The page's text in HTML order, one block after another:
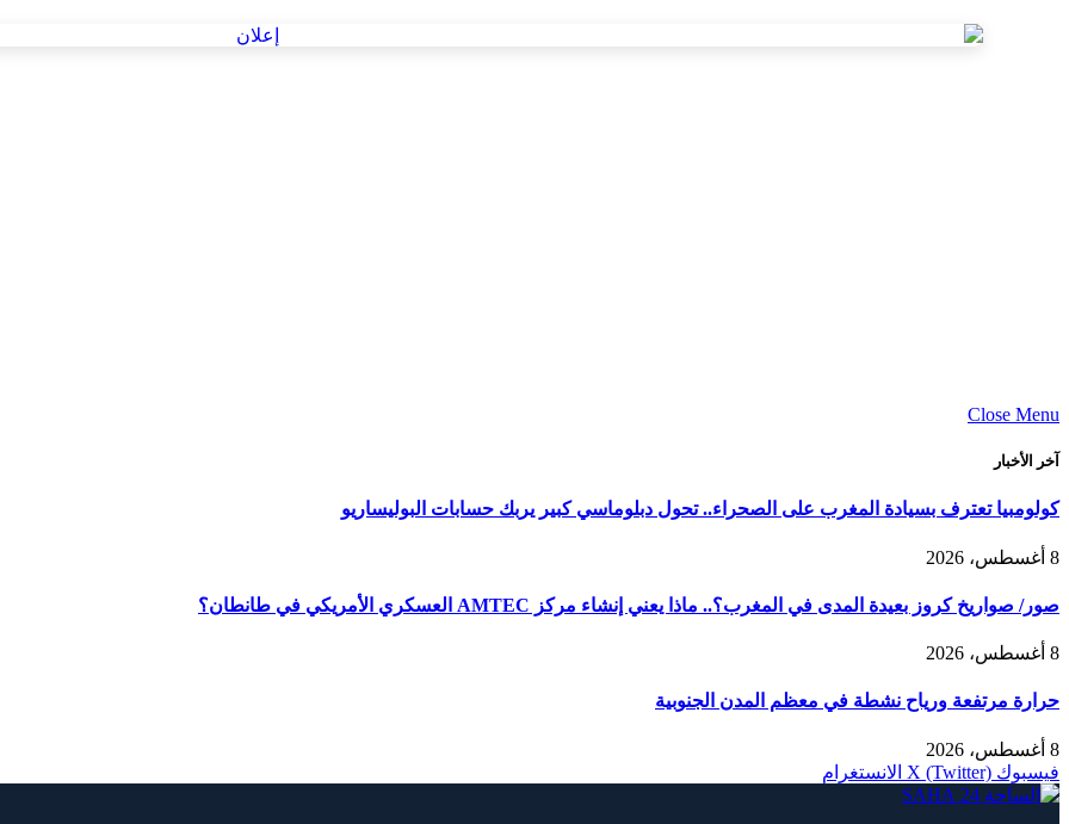
Close Menu
آخر الأخبار
كولومبيا تعترف بسيادة المغرب على الصحراء.. تحول دبلوماسي كبير يربك حسابات البوليساريو
8 أغسطس، 2026
صور/ صواريخ كروز بعيدة المدى في المغرب؟.. ماذا يعني إنشاء مركز AMTEC العسكري الأمريكي في طانطان؟
8 أغسطس، 2026
حرارة مرتفعة ورياح نشطة في معظم المدن الجنوبية
8 أغسطس، 2026
فيسبوك X (Twitter) الانستغرام